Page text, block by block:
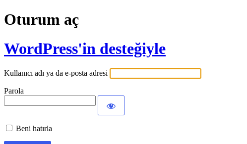
Oturum aç
WordPress'in desteğiyle
Kullanıcı adı ya da e-posta adresi
Parola
Beni hatırla